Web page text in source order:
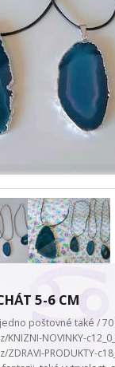
5-6 CM
poštovné také / 70
NOVINKY-
PRODUKTY-